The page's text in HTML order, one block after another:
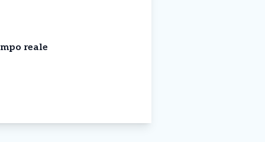
reale